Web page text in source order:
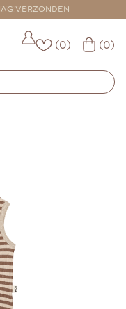
VERZONDEN
(0) (0)